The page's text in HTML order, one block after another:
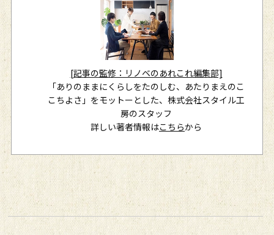
[記事の監修：リノベのあれこれ編集部]
「ありのままにくらしをたのしむ、あたりまえのこ
こちよさ」をモットーとした、株式会社スタイル工
房のスタッフ
詳しい著者情報はこちらから